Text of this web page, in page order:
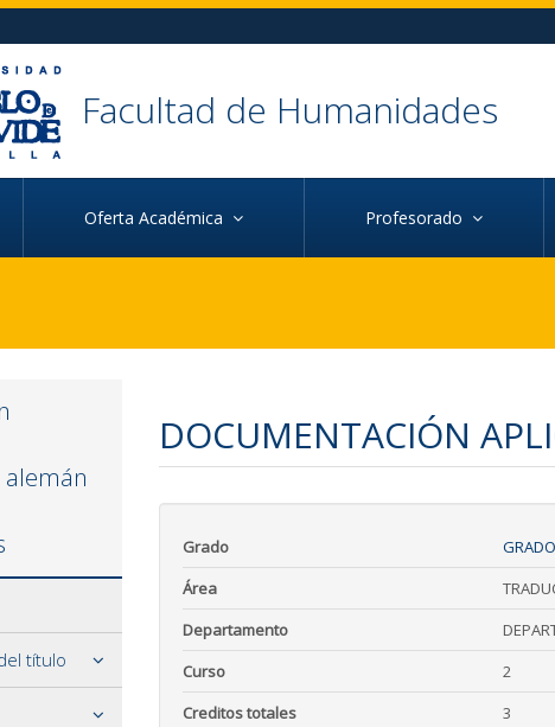
+ s)
Facultad de Humanidades
Oferta Académica Profesorado
título
DOCUMENTACIÓN
Grado
Área
Departamento
Curso
2
Creditos totales
3